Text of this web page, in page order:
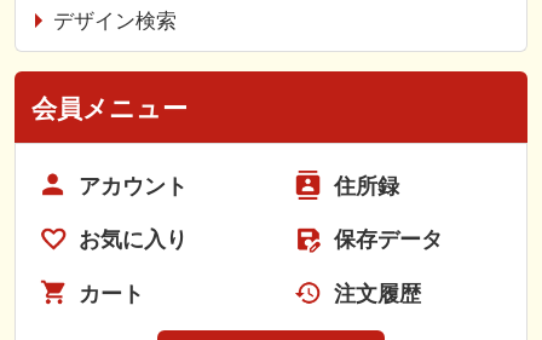
デザイン検索
会員メニュー
アカウント 住所録
お気に入り 保存データ
カート 注文履歴